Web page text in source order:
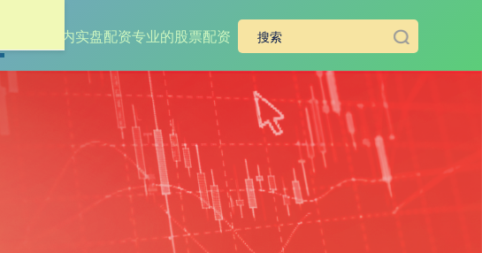
国内实盘配资专业的股票配资